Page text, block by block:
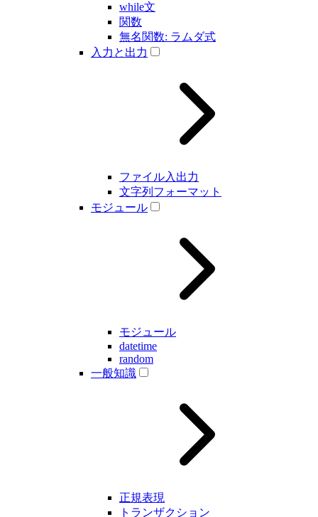
while文
関数
無名関数: ラムダ式
入力と出力
ファイル入出力
文字列フォーマット
モジュール
モジュール
datetime
random
一般知識
正規表現
トランザクション